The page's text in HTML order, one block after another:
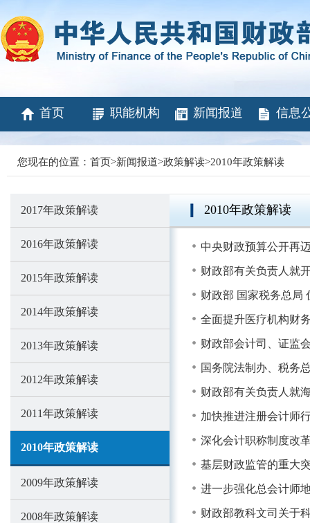
首页 职能机构 新闻报道 信息
您现在的位置： 首页>新闻报道>政策解读>2010年政策解读
2017年政策解读
2016年政策解读
2015年政策解读
2014年政策解读
2013年政策解读
2012年政策解读
2011年政策解读
2010年政策解读
2009年政策解读
2008年政策解读
2010年政策解读
中央财政预算公开再
财政部有关负责人就
财政部 国家税务总局
全面提升医疗机构财
财政部会计司、证监
国务院法制办、税务
财政部有关负责人就
加快推进注册会计师
深化会计职称制度改
基层财政监管的重大
进一步强化总会计师
财政部教科文司关于